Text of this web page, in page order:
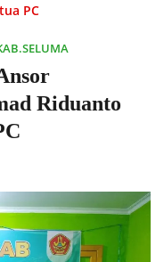
PC
Riduanto